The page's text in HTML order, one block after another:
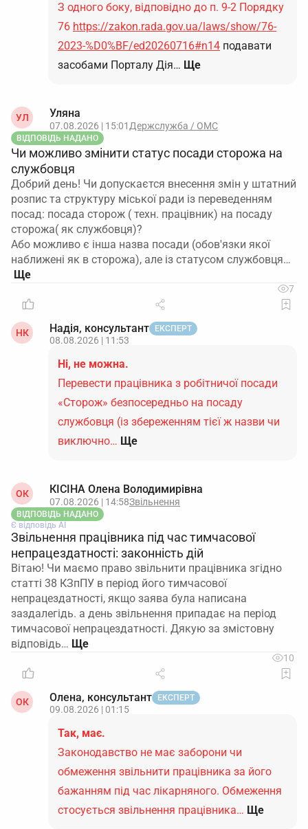
З одного боку, відповідно до п. 9-2 Порядку
76 https://zakon.rada.gov.ua/laws/show/76-
2023-%D0%BF/ed20260716#n14 подавати
засобами Порталу Дія… Ще
УЛ Уляна
07.08.2026 | 15:01 Держслужба / ОМС
ВІДПОВІДЬ НАДАНО
Чи можливо змінити статус посади сторожа на
службовця
Добрий день! Чи допускаєтся внесення змін у штатний
розпис та структуру міської ради із переведенням
посад: посада сторож ( техн. працівник) на посаду
сторожа( як службовця)?
Або можливо є інша назва посади (обов'язки якої
наближені як в сторожа), але із статусом службовця…
7
НК Надія, консультант ЕКСПЕРТ
08.08.2026 | 11:53
Ні, не можна.
Перевести працівника з робітничої посади
«Сторож» безпосередньо на посаду
службовця (із збереженням тієї ж назви чи
виключно… Ще
ОК КІСІНА Олена Володимирівна
07.08.2026 | 14:58Звільнення
ВІДПОВІДЬ НАДАНО
Є відповідь АІ
Звільнення працівника під час тимчасової
непрацездатності: законність дій
Вітаю! Чи маємо право звільнити працівника згідно
статті 38 КЗпПУ в період його тимчасової
непрацездатності, якщо заява була написана
заздалегідь. а день звільнення припадає на період
тимчасової непрацездатності. Дякую за змістовну
відповідь…
10
ОК Олена, консультант ЕКСПЕРТ
09.08.2026 | 01:15
Так, має.
Законодавство не має заборони чи
обмеження звільнити працівника за його
бажанням під час лікарняного. Обмеження
стосується звільнення працівника… Ще